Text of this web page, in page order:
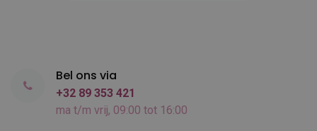
Bel ons via
+32 89 353 421
ma t/m vrij, 09:00 tot 16:00